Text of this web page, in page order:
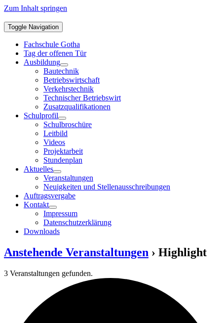
Zum Inhalt springen
Toggle Navigation
Fachschule Gotha
Tag der offenen Tür
Ausbildung
Bautechnik
Betriebswirtschaft
Verkehrstechnik
Technischer Betriebswirt
Zusatzqualifikationen
Schulprofil
Schulbroschüre
Leitbild
Videos
Projektarbeit
Stundenplan
Aktuelles
Veranstaltungen
Neuigkeiten und Stellenausschreibungen
Auftragsvergabe
Kontakt
Impressum
Datenschutzerklärung
Downloads
Anstehende Veranstaltungen › Highlight
3 Veranstaltungen gefunden.